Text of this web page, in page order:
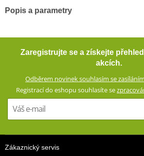
Popis a parametry
Přiléhavý střih s předtvarovanými
Vysoce kvalitní matná hovězí kůže
Všité kapsy pro chrániče v oblasti kolen
Vyjímatelné chrániče Level 2 na kyčlích
Zdvojená kůže v oblastech náchylných
Perforované panely na stehnech
Velké Kevlar® strečové panely na
Zaregistrujte se a získejte
akcích.
Odběrem novinek souhlasím se
Registrací do eshopu souhlasíte se
Zákaznický servis